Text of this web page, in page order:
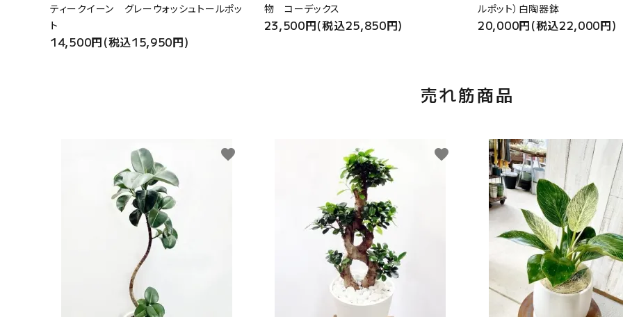
ティークイーン グレーウォッシュトールポッ
ト
14,500円(税込15,950円)
物 コーデックス
23,500円(税込25,850円)
ルポット）白陶器鉢
20,000円(税込22,000円)
売れ筋商品
favorite favorite